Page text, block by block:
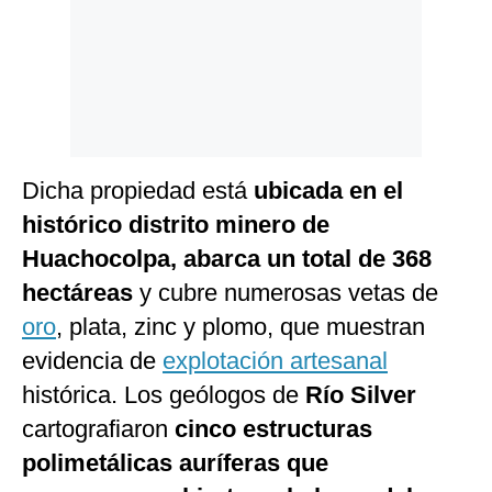
Dicha propiedad estáubicada en el
histórico distrito minero de
Huachocolpa, abarca un total de 368
hectáreas y cubre numerosas vetas de
oro, plata, zinc y plomo, que muestran
evidencia de explotación artesanal
histórica. Los geólogos de Río Silver
cartografiaron cinco estructuras
polimetálicas auríferas que